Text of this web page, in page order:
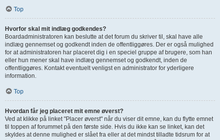
Top
Hvorfor skal mit indlæg godkendes?
Boardadministratoren kan beslutte at det forum du skriver til, skal have alle
indlæg gennemset og godkendt inden de offentliggøres. Der er også mulighed
for at administratoren har placeret dig i en speciel gruppe af brugere, som han
eller hun mener skal have indlæg gennemset og godkendt, inden de
offentliggøres. Kontakt eventuelt venligst en administrator for yderligere
information.
Top
Hvordan får jeg placeret mit emne øverst?
Ved at klikke på linket "Placer øverst" når du viser dit emne, kan du flytte emnet
til toppen af forummet på den første side. Hvis du ikke kan se linket, kan det
skyldes at denne mulighed er slået fra eller at det mindst tilladte tidsrum for at